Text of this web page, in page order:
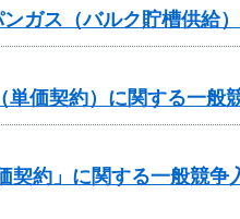
ガス（バルク貯槽供給
価契約）に関する一般
契約」に関する一般競